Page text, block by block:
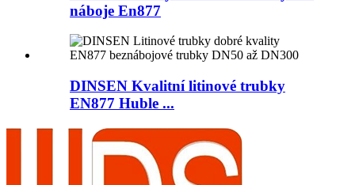
náboje En877
DINSEN Kvalitní litinové trubky
EN877 Huble ...